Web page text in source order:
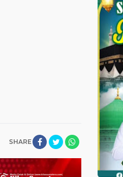
SHARE